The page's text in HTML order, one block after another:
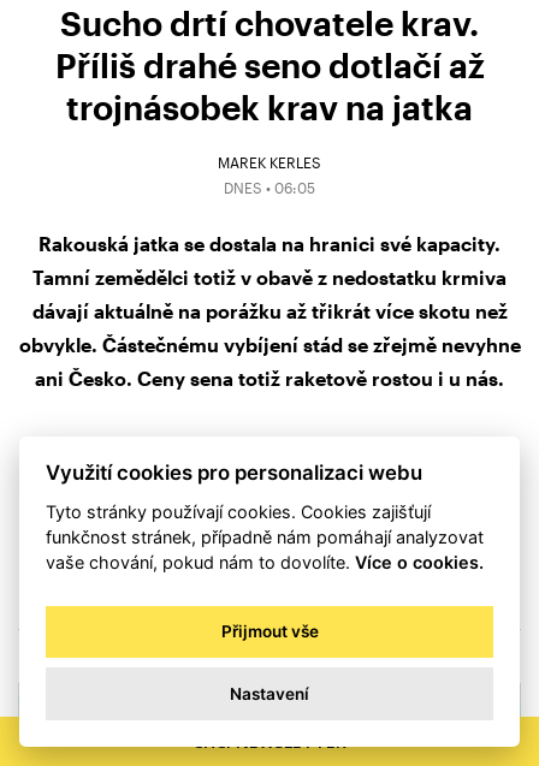
Sucho drtí chovatele krav.
Příliš drahé seno dotlačí až
trojnásobek krav na jatka
MAREK KERLES
DNES • 06:05
Rakouská jatka se dostala na hranici své kapacity.
Tamní zemědělci totiž v obavě z nedostatku krmiva
dávají aktuálně na porážku až třikrát více skotu než
obvykle. Částečnému vybíjení stád se zřejmě nevyhne
ani Česko. Ceny sena totiž raketově rostou i u nás.
PŘEČÍST CELÝ ČLÁNEK
Využití cookies pro personalizaci webu
Tyto stránky používají cookies. Cookies zajišťují
funkčnost stránek, případně nám pomáhají analyzovat
vaše chování, pokud nám to dovolíte.Více o cookies.
Přijmout vše
Nastavení
CHCI NEWSLETTER